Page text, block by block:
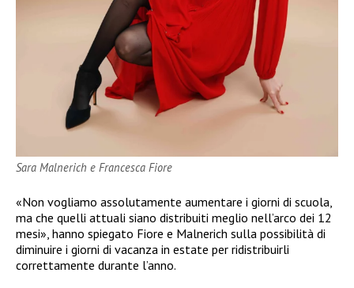
Sara Malnerich e Francesca Fiore
«Non vogliamo assolutamente aumentare i giorni di scuola,
ma che quelli attuali siano distribuiti meglio nell’arco dei 12
mesi», hanno spiegato Fiore e Malnerich sulla possibilità di
diminuire i giorni di vacanza in estate per ridistribuirli
correttamente durante l’anno.